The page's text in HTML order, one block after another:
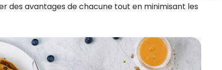
des avantages de chacune tout en minimisant les